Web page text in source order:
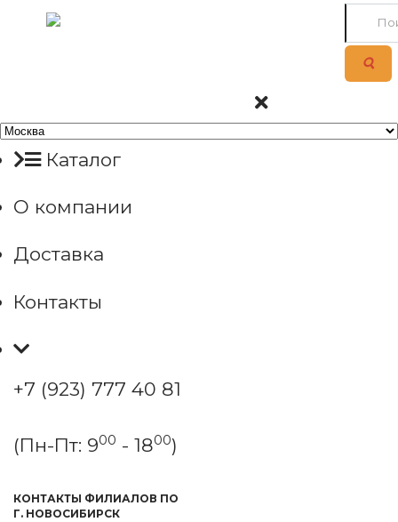
Каталог
О компании
Доставка
Контакты
+7 (923) 777 40 81
(Пн-Пт: 900 - 1800)
КОНТАКТЫ ФИЛИАЛОВ ПО
Г. НОВОСИБИРСК